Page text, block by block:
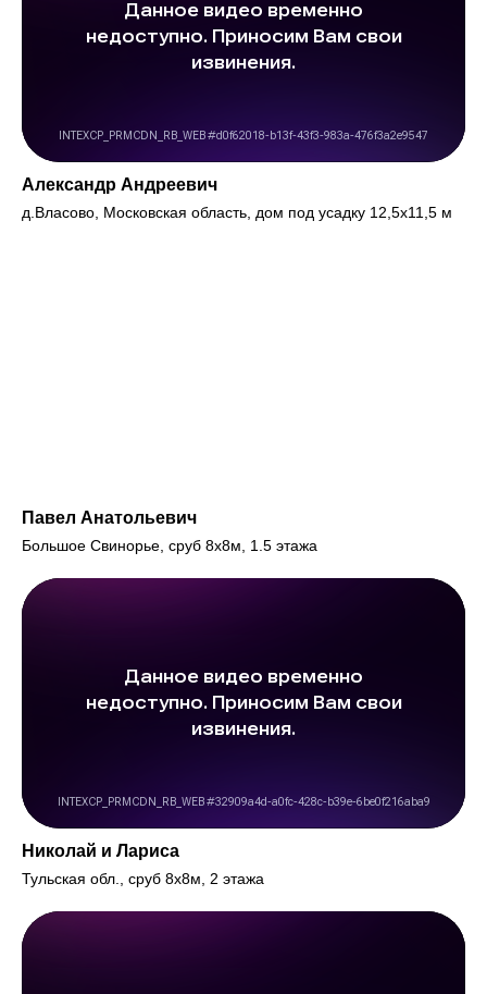
Александр Андреевич
д.Власово, Московская область, дом под усадку 12,5х11,5 м
Павел Анатольевич
Большое Свинорье, сруб 8х8м, 1.5 этажа
Николай и Лариса
Тульская обл., сруб 8х8м, 2 этажа